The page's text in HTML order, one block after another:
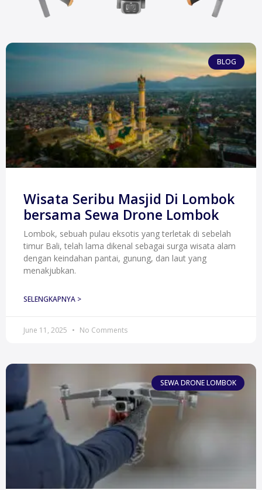
BLOG
Wisata Seribu Masjid Di Lombok
bersama Sewa Drone Lombok
Lombok, sebuah pulau eksotis yang terletak di sebelah
timur Bali, telah lama dikenal sebagai surga wisata alam
dengan keindahan pantai, gunung, dan laut yang
menakjubkan.
SELENGKAPNYA >
June 11, 2025 No Comments
SEWA DRONE LOMBOK